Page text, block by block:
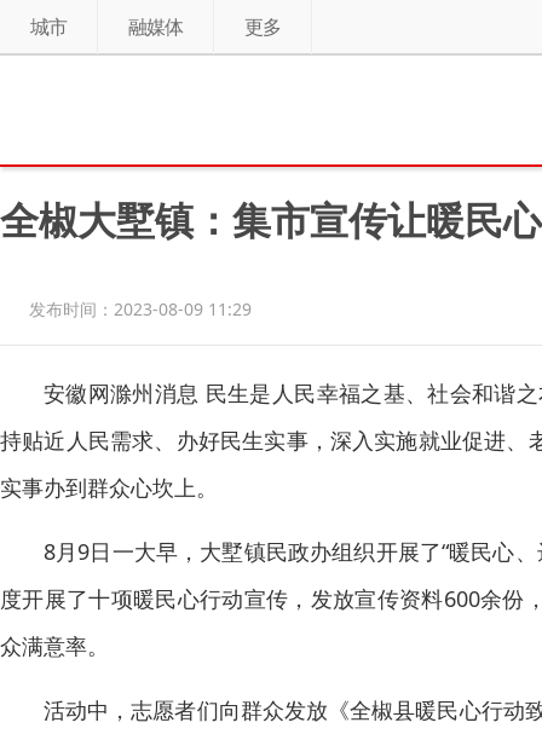
城市 融媒体 更多
全椒大墅镇：集市宣传让暖民
发布时间：2023-08-09 11:29
安徽网滁州消息 民生是人民幸福之基、社会和谐
持贴近人民需求、办好民生实事，深入实施就业促进、
实事办到群众心坎上。
8月9日一大早，大墅镇民政办组织开展了“暖民心
度开展了十项暖民心行动宣传，发放宣传资料600余
众满意率。
活动中，志愿者们向群众发放《全椒县暖民心行动